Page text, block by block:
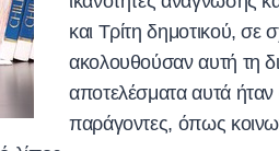
και Τρίτη δημοτικού, σε
ακολουθούσαν αυτή τη
αποτελέσματα αυτά
παράγοντες, όπως